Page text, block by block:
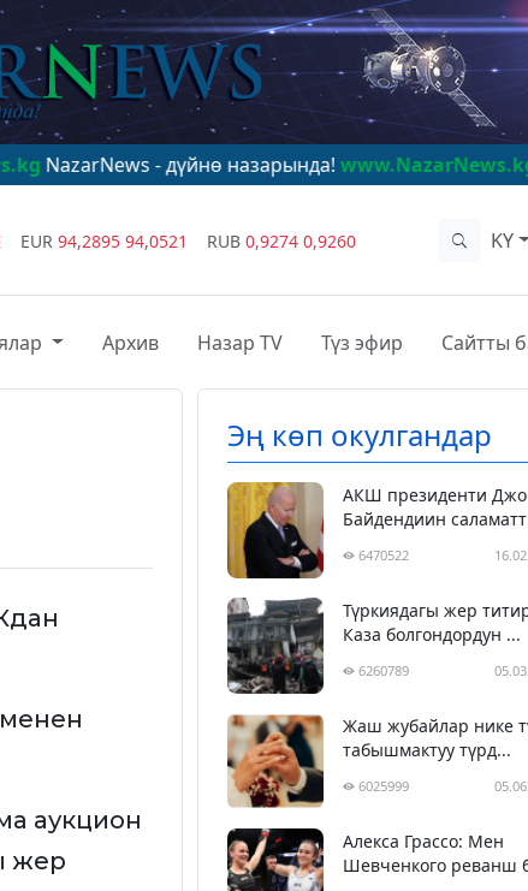
- дүйнө назарында!www.NazarNews.kg
EUR 94,2895 94,0521 RUB 0,9274 0,9260 KY
Архив Назар TV Түз эфир Сайтты
аукцион
жер
Эң көп окулгандар
АКШ президенти Джо
Байдендиин
6470522
Түркиядагы жер
Каза болгондордун ...
6260789
Жаш жубайлар нике
табышмактуу түрд...
6025999
Алекса Грассо: Мен
Шевченкого реванш